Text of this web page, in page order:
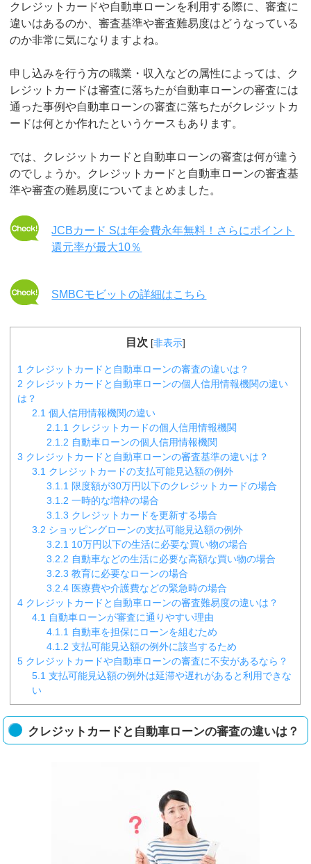
クレジットカードや自動車ローンを利用する際に、審査に
違いはあるのか、審査基準や審査難易度はどうなっている
のか非常に気になりますよね。
申し込みを行う方の職業・収入などの属性によっては、ク
レジットカードは審査に落ちたが自動車ローンの審査には
通った事例や自動車ローンの審査に落ちたがクレジットカ
ードは何とか作れたというケースもあります。
では、クレジットカードと自動車ローンの審査は何が違う
のでしょうか。クレジットカードと自動車ローンの審査基
準や審査の難易度についてまとめました。
JCBカード Sは年会費永年無料！さらにポイント
還元率が最大10％
SMBCモビットの詳細はこちら
目次 [非表示]
1 クレジットカードと自動車ローンの審査の違いは？
2 クレジットカードと自動車ローンの個人信用情報機関の違い
は？
2.1 個人信用情報機関の違い
2.1.1 クレジットカードの個人信用情報機関
2.1.2 自動車ローンの個人信用情報機関
3 クレジットカードと自動車ローンの審査基準の違いは？
3.1 クレジットカードの支払可能見込額の例外
3.1.1 限度額が30万円以下のクレジットカードの場合
3.1.2 一時的な増枠の場合
3.1.3 クレジットカードを更新する場合
3.2 ショッピングローンの支払可能見込額の例外
3.2.1 10万円以下の生活に必要な買い物の場合
3.2.2 自動車などの生活に必要な高額な買い物の場合
3.2.3 教育に必要なローンの場合
3.2.4 医療費や介護費などの緊急時の場合
4 クレジットカードと自動車ローンの審査難易度の違いは？
4.1 自動車ローンが審査に通りやすい理由
4.1.1 自動車を担保にローンを組むため
4.1.2 支払可能見込額の例外に該当するため
5 クレジットカードや自動車ローンの審査に不安があるなら？
5.1 支払可能見込額の例外は延滞や遅れがあると利用できな
い
クレジットカードと自動車ローンの審査の違いは？